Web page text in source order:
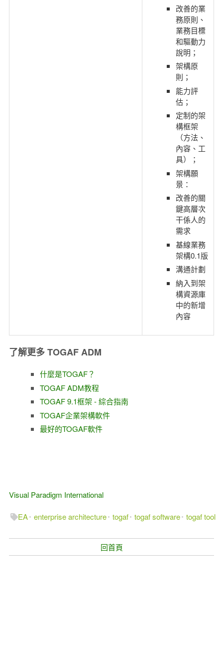
改善的業
務原則、
業務目標
和驅動力
說明；
架構原
則；
能力評
估；
定制的架
構框架
（方法、
內容、工
具）；
架構願
景：
改善的關
鍵高層次
干係人的
需求
基線業務
架構0.1版
溝通計劃
納入到架
構資源庫
中的新增
內容
了解更多 TOGAF ADM
什麼是TOGAF？
TOGAF ADM教程
TOGAF 9.1框架 - 綜合指南
TOGAF企業架構軟件
最好的TOGAF軟件
Visual Paradigm International
EA enterprise architecture togaf togaf software togaf tool
回首頁